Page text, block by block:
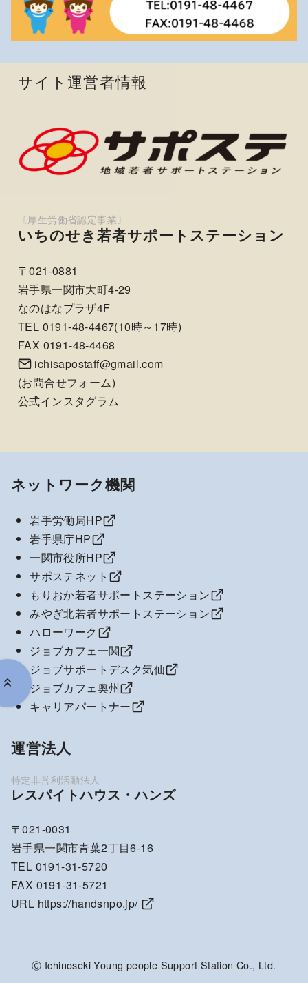
サイト運営者情報
いちのせき若者サポートステーション
〒021-0881
岩手県一関市大町4-29
なのはなプラザ4F
TEL 0191-48-4467(10時～17時)
FAX 0191-48-4468
ichisapostaff@gmail.com
(お問合せフォーム)
公式インスタグラム
ネットワーク機関
岩手労働局HP
岩手県庁HP
一関市役所HP
サポステネット
もりおか若者サポートステーション
みやぎ北若者サポートステーション
ハローワーク
ジョブカフェ一関
ジョブサポートデスク気仙
ジョブカフェ奥州
キャリアパートナー
運営法人
レスパイトハウス・ハンズ
〒021-0031
岩手県一関市青葉2丁目6-16
TEL 0191-31-5720
FAX 0191-31-5721
URL https://handsnpo.jp/
Ⓒ Ichinoseki Young people Support Station Co., Ltd.